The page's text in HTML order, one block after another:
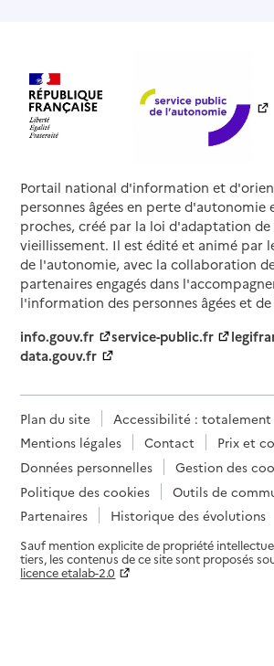
Portail national d'information et
personnes âgées en perte d'autonomie
proches, créé par la loi d'adaptation de
vieillissement. Il est édité et animé par
de l'autonomie, avec la collaboration
partenaires engagés dans
l'information des personnes âgées et
info.gouv.fr
service-public.fr
data.gouv.fr
Plan du site
Accessibilité :
Mentions légales
Contact
Prix et
Données personnelles
Gestion des
Politique des cookies
Outils de
Partenaires
Historique des évolutions
Sauf mention explicite de propriété
tiers, les contenus de ce site sont proposés
licence etalab-2.0